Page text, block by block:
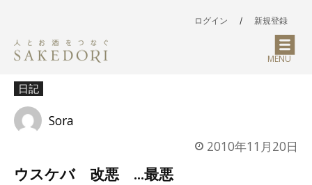
ログイン / 新規登録
MENU
日記
Sora
2010年11月20日
ウスケバ 改悪 …最悪